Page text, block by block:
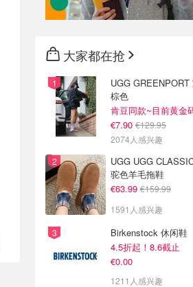
大家都在抢
UGG GREENPORT 室内拖鞋
棕色
肯豆同款~目前黄金
€7.90 €129.95
2074人感兴趣
UGG UGG
驼色羊毛拖鞋
€63.99 €159.99
1591人感兴趣
Birkenstock 休闲鞋
4.5折起！8.6截止
€0.00
1211人感兴趣